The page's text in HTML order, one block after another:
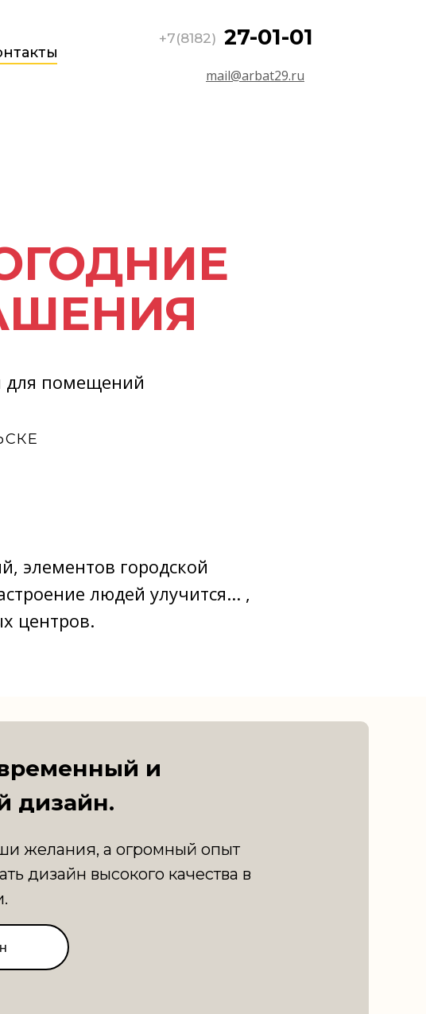
mail@arbat29.ru
27-01-01
+7(8182)
для помещений
элементов городской
людей улучится... ,
центров.
и
дизайн.
желания, а огромный опыт
дизайн высокого качества в